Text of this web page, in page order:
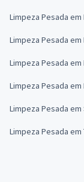
Limpeza Pesada em
Limpeza Pesada em
Limpeza Pesada em
Limpeza Pesada em
Limpeza Pesada
Limpeza Pesada em